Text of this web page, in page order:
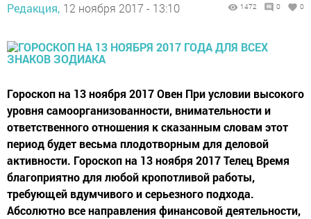
Редакция, 12 ноября 2017 - 13:10 1472 0 0
Гороскоп на 13 ноября 2017 Овен При условии высокого
уровня самоорганизованности, внимательности и
ответственного отношения к сказанным словам этот
период будет весьма плодотворным для деловой
активности. Гороскоп на 13 ноября 2017 Телец Время
благоприятно для любой кропотливой работы,
требующей вдумчивого и серьезного подхода.
Абсолютно все направления финансовой деятельности,